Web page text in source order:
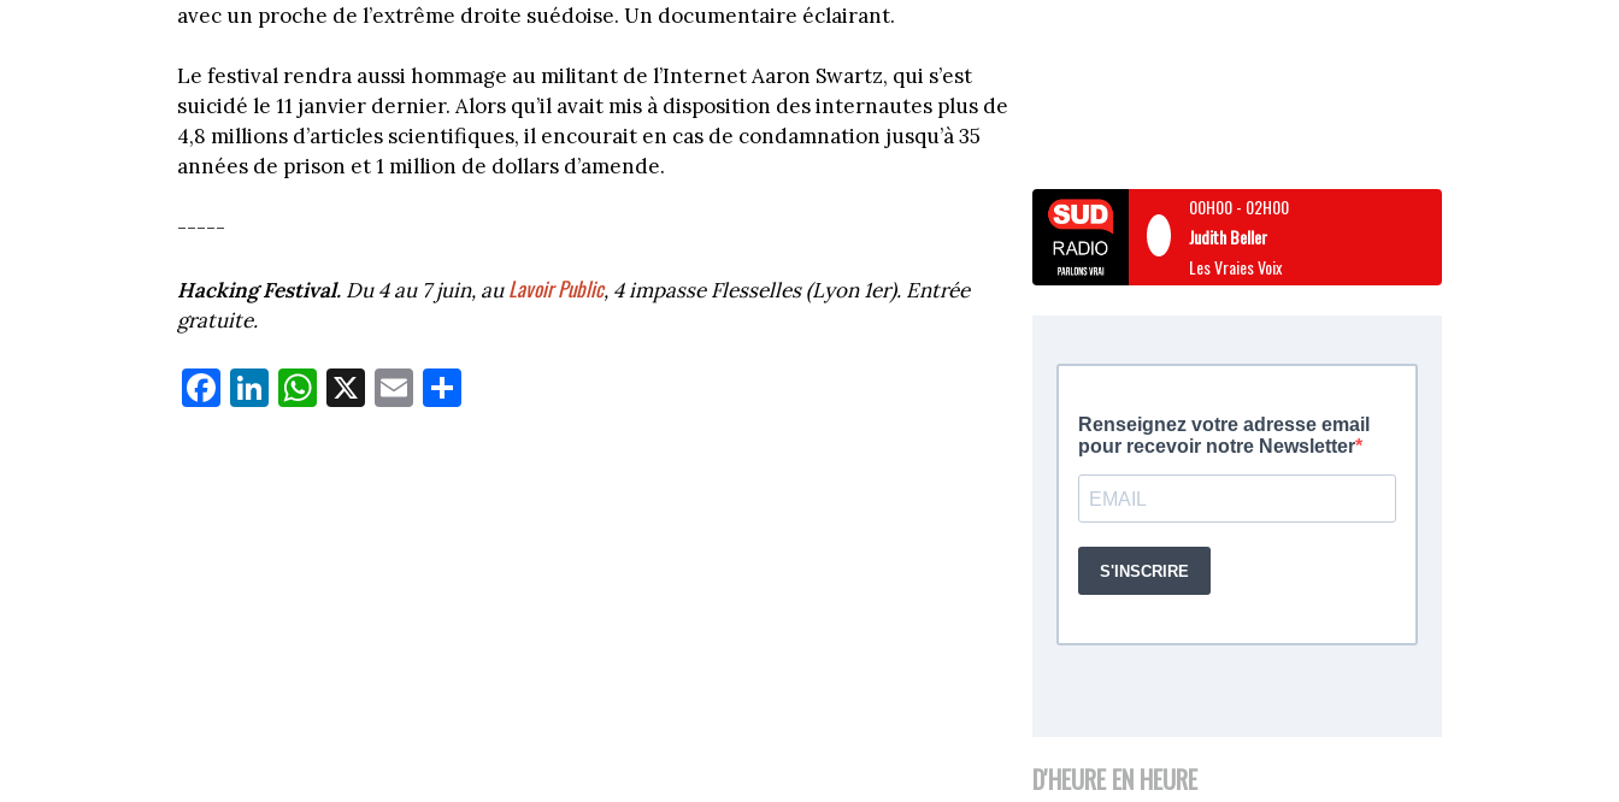
avec un proche de l’extrême droite suédoise. Un documentaire éclairant.
Le festival rendra aussi hommage au militant de l’Internet Aaron Swartz, qui s’est
suicidé le 11 janvier dernier. Alors qu’il avait mis à disposition des internautes plus de
4,8 millions d’articles scientifiques, il encourait en cas de condamnation jusqu’à 35
années de prison et 1 million de dollars d’amende.
-----
Hacking Festival. Du 4 au 7 juin, auLavoir Public, 4 impasse Flesselles (Lyon 1er). Entrée
gratuite.
Fa
ce
Li
nk
W
ha
X E
m
00H00- 02H00
Judith Beller
Les Vraies Voix
D'HEURE EN HEURE